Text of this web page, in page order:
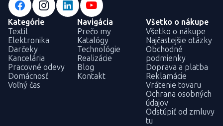
Kategórie
Textil
Elektronika
Darčeky
Kancelária
Pracovné odevy
Domácnosť
Voľný čas
Navigácia
Prečo my
Katalógy
Technológie
Realizácie
Blog
Kontakt
Všetko o nákupe
Všetko o nákupe
Najčastejšie otázky
Obchodné
podmienky
Doprava a platba
Reklamácie
Vrátenie tovaru
Ochrana osobných
údajov
Odstúpiť od zmluvy
tu